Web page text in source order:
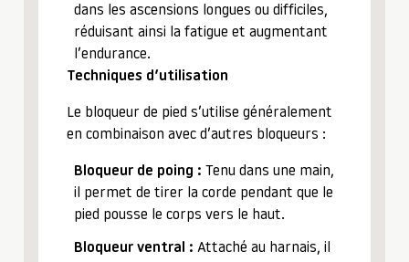
dans les ascensions longues ou difficiles,
réduisant ainsi la fatigue et augmentant
l’endurance.
Techniques d’utilisation
Le bloqueur de pied s’utilise généralement
en combinaison avec d’autres bloqueurs :
Bloqueur de poing : Tenu dans une main,
il permet de tirer la corde pendant que le
pied pousse le corps vers le haut.
Bloqueur ventral : Attaché au harnais, il